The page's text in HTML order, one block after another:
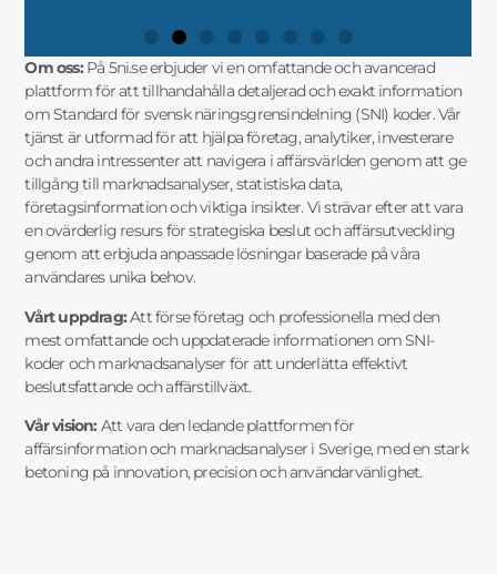
Om oss:På 5ni.se erbjuder vi en omfattande och avancerad
plattform för att tillhandahålla detaljerad och exakt information
om Standard för svensk näringsgrensindelning (SNI) koder. Vår
tjänst är utformad för att hjälpa företag, analytiker, investerare
och andra intressenter att navigera i affärsvärlden genom att ge
tillgång till marknadsanalyser, statistiska data,
företagsinformation och viktiga insikter. Vi strävar efter att vara
en ovärderlig resurs för strategiska beslut och affärsutveckling
genom att erbjuda anpassade lösningar baserade på våra
användares unika behov.
Vårt uppdrag:Att förse företag och professionella med den
mest omfattande och uppdaterade informationen om SNI-
koder och marknadsanalyser för att underlätta effektivt
beslutsfattande och affärstillväxt.
Vår vision: Att vara den ledande plattformen för
affärsinformation och marknadsanalyser i Sverige, med en stark
betoning på innovation, precision och användarvänlighet.